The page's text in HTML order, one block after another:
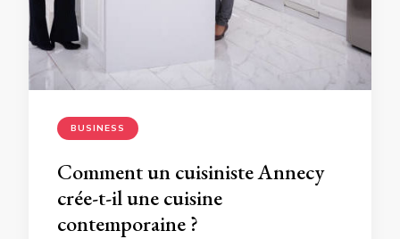
BUSINESS
Comment un cuisiniste Annecy
crée-t-il une cuisine
contemporaine ?